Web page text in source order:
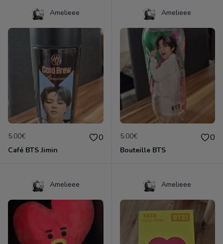
Amelieee
5.00€ 0
Café BTS Jimin
Amelieee
5.00€ 0
Bouteille BTS
Amelieee Amelieee